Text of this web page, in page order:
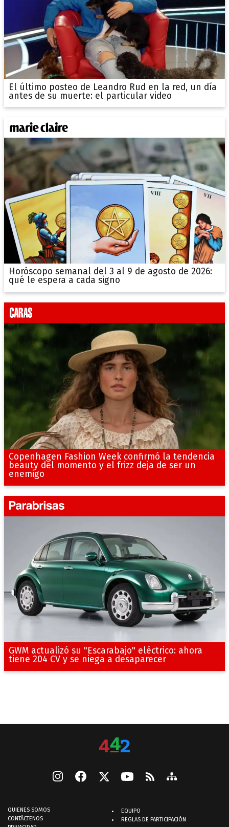
El último posteo de Leandro Rud en la red, un día
antes de su muerte: el particular video
Horóscopo semanal del 3 al 9 de agosto de 2026:
qué le espera a cada signo
Copenhagen Fashion Week confirmó la tendencia
beauty del momento y el frizz deja de ser un
enemigo
GWM actualizó su "Escarabajo" eléctrico: ahora
tiene 204 CV y se niega a desaparecer
QUIENES SOMOS
CONTÁCTENOS
EQUIPO
REGLAS DE PARTICIPACIÓN